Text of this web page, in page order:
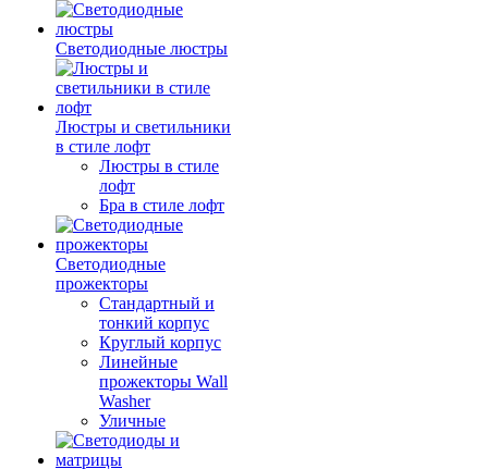
Светодиодные люстры
Люстры и светильники
в стиле лофт
Люстры в стиле
лофт
Бра в стиле лофт
Светодиодные
прожекторы
Стандартный и
тонкий корпус
Круглый корпус
Линейные
прожекторы Wall
Washer
Уличные